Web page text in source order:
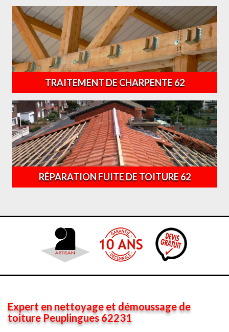
TRAITEMENT DE CHARPENTE 62
RÉPARATION FUITE DE TOITURE 62
Expert en nettoyage et démoussage de
toiture Peuplingues 62231